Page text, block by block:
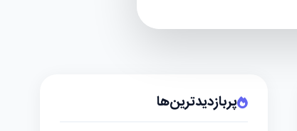
پربازدیدترین‌ها